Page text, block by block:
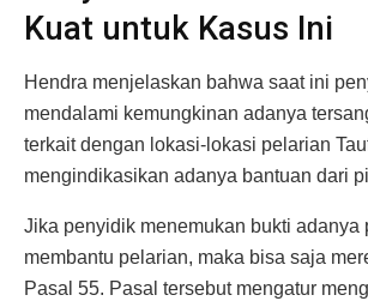
Kuat untuk Kasus Ini
Hendra menjelaskan bahwa saat ini
mendalami kemungkinan adanya
terkait dengan lokasi-lokasi pelarian
mengindikasikan adanya bantuan dari
Jika penyidik menemukan bukti adanya
membantu pelarian, maka bisa saja
Pasal 55. Pasal tersebut mengatur